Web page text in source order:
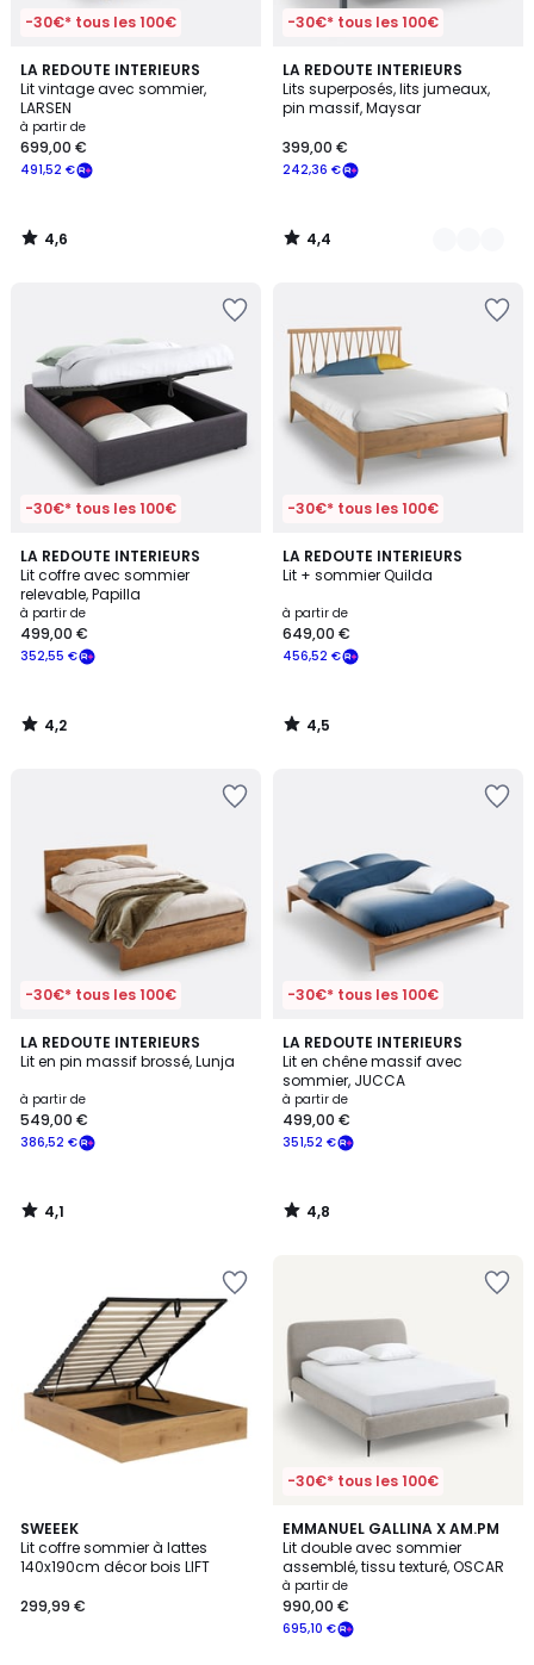
-30€* tous les 100€
LA REDOUTE INTERIEURS
Lit vintage avec sommier,
LARSEN
à partir de
491,52 €
699,00 €
4,6
/ 5
4,6
/
-30€* tous les 100€
LA REDOUTE INTERIEURS
Lits superposés, lits jumeaux,
pin massif, Maysar
242,36 €
399,00 €
4,4
/ 5
2
Couleurs
4,4
/
-30€* tous les 100€
LA REDOUTE INTERIEURS
Lit coffre avec sommier
relevable, Papilla
à partir de
352,55 €
499,00 €
4,2
/ 5
4,2
/
-30€* tous les 100€
LA REDOUTE INTERIEURS
Lit + sommier Quilda
à partir de
456,52 €
649,00 €
4,5
/ 5
4,5
/
-30€* tous les 100€
LA REDOUTE INTERIEURS
Lit en pin massif brossé, Lunja
à partir de
386,52 €
549,00 €
4,1
/ 5
4,1
/
-30€* tous les 100€
LA REDOUTE INTERIEURS
Lit en chêne massif avec
sommier, JUCCA
à partir de
351,52 €
499,00 €
4,8
/ 5
4,8
/
SWEEEK
Lit coffre sommier à lattes
140x190cm décor bois LIFT
299,99 €
5
/
5
2
Couleurs
-30€* tous les 100€
EMMANUEL GALLINA X AM.PM
Lit double avec sommier
assemblé, tissu texturé, OSCAR
à partir de
695,10 €
990,00 €
4,8
/ 5
2
Couleurs